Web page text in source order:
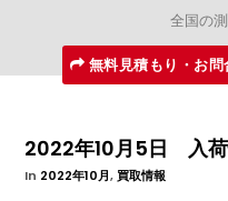
全国の
無料見積もり・お
2022年10月5日 入
In 2022年10月,買取情報